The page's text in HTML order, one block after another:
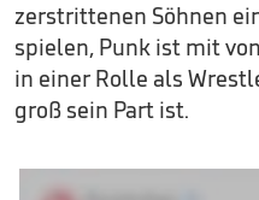
zerstrittenen Söhnen
spielen, Punk ist mit
in einer Rolle als
groß sein Part ist.